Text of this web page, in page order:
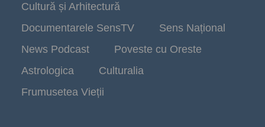
Cultură și Arhitectură
Documentarele SensTV
Sens Național
News Podcast
Poveste cu Oreste
Astrologica
Culturalia
Frumusetea Vieții